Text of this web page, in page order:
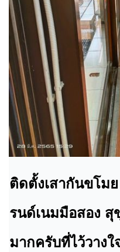
ติดตั้งเสากันขโม
รนด์เนมมือสอง
มากครับที่ไว้วางใ